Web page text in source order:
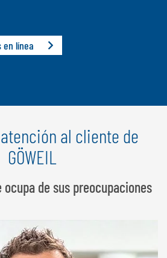
en línea
al cliente de
GÖWEIL
ocupa de sus preocupaciones